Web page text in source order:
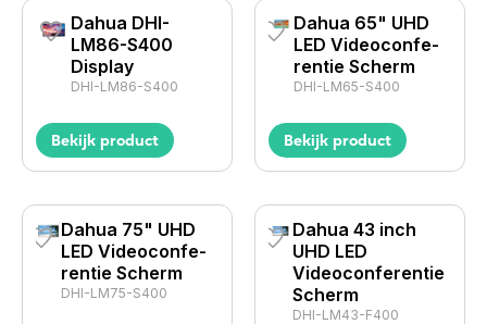
Dahua DHI-
LM86-S400
Display
DHI-LM86-S400
Bekijk product
Dahua 65" UHD
LED Videocon­fe­
rentie Scherm
DHI-LM65-S400
Bekijk product
Dahua 75" UHD
LED Videocon­fe­
rentie Scherm
DHI-LM75-S400
Dahua 43 inch
UHD LED
Videocon­fe­rentie
Scherm
DHI-LM43-F400